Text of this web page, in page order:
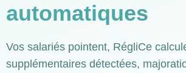
automatiques
Vos salariés pointent, RégliCe
supplémentaires détectées,